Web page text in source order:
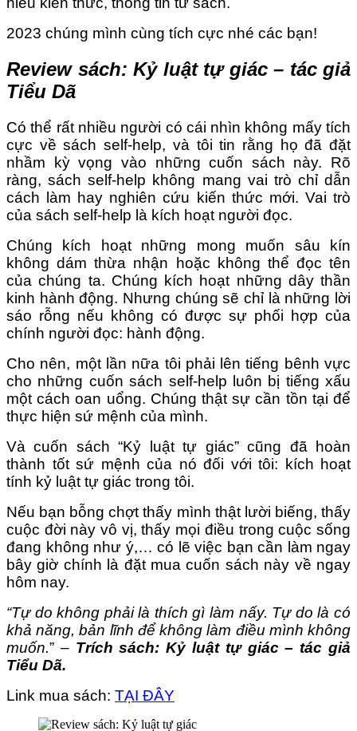
2023 chúng mình cùng tích cực nhé các bạn!
Review sách: Kỷ luật tự giác – tác giả
Tiểu Dã
Có thể rất nhiều người có cái nhìn không mấy tích
cực về sách self-help, và tôi tin rằng họ đã đặt
nhầm kỳ vọng vào những cuốn sách này. Rõ
ràng, sách self-help không mang vai trò chỉ dẫn
cách làm hay nghiên cứu kiến thức mới. Vai trò
của sách self-help là kích hoạt người đọc.
Chúng kích hoạt những mong muốn sâu kín
không dám thừa nhận hoặc không thể đọc tên
của chúng ta. Chúng kích hoạt những dây thần
kinh hành động. Nhưng chúng sẽ chỉ là những lời
sáo rỗng nếu không có được sự phối hợp của
chính người đọc: hành động.
Cho nên, một lần nữa tôi phải lên tiếng bênh vực
cho những cuốn sách self-help luôn bị tiếng xấu
một cách oan uổng. Chúng thật sự cần tồn tại để
thực hiện sứ mệnh của mình.
Và cuốn sách “Kỷ luật tự giác” cũng đã hoàn
thành tốt sứ mệnh của nó đối với tôi: kích hoạt
tính kỷ luật tự giác trong tôi.
Nếu bạn bỗng chợt thấy mình thật lười biếng, thấy
cuộc đời này vô vị, thấy mọi điều trong cuộc sống
đang không như ý,… có lẽ việc bạn cần làm ngay
bây giờ chính là đặt mua cuốn sách này về ngay
hôm nay.
“Tự do không phải là thích gì làm nấy. Tự do là có
khả năng, bản lĩnh để không làm điều mình không
muốn.” – Trích sách: Kỷ luật tự giác – tác giả
Tiểu Dã.
Link mua sách: TẠI ĐÂY